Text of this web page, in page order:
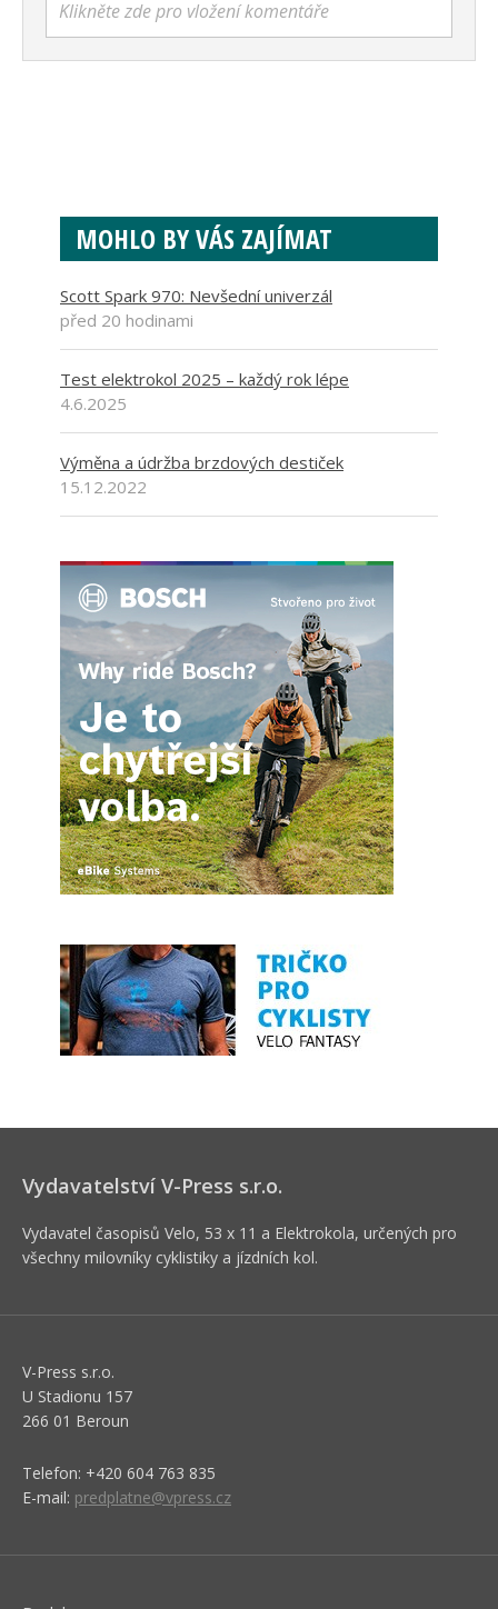
Klikněte zde pro vložení komentáře
MOHLO BY VÁS ZAJÍMAT
Scott Spark 970: Nevšední univerzál
před 20 hodinami
Test elektrokol 2025 – každý rok lépe
4.6.2025
Výměna a údržba brzdových destiček
15.12.2022
Vydavatelství V-Press s.r.o.
Vydavatel časopisů Velo, 53 x 11 a Elektrokola, určených pro
všechny milovníky cyklistiky a jízdních kol.
V-Press s.r.o.
U Stadionu 157
266 01 Beroun
Telefon: +420 604 763 835
E-mail: predplatne@vpress.cz